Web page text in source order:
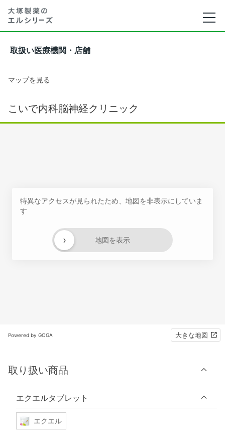
取扱い医療機関・店舗
マップを見る
こいで内科脳神経クリニック
特異なアクセスが見られたため、地図を非表示にしていま
す
地図を表示
›
Powered by GOGA 大きな地図
取り扱い商品
エクエルタブレット
エクエル